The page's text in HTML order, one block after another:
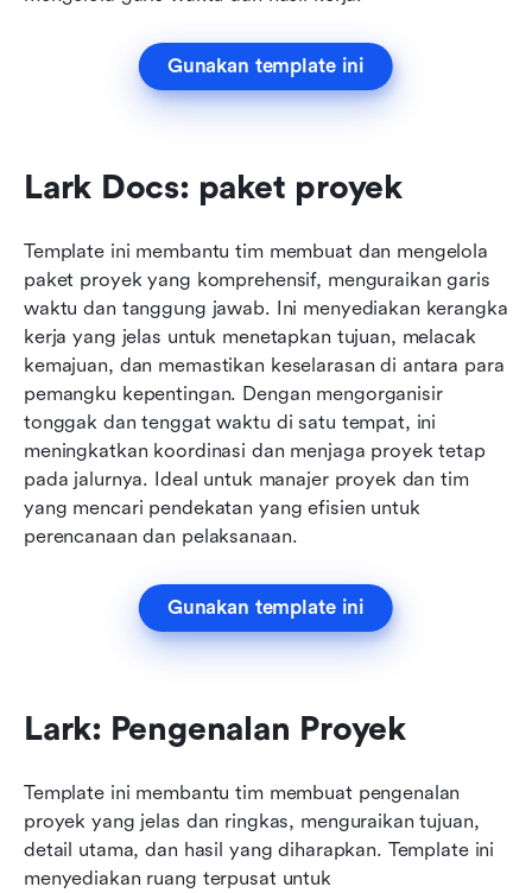
Gunakan template ini
Lark Docs: paket proyek
Template ini membantu tim membuat dan mengelola
paket proyek yang komprehensif, menguraikan garis
waktu dan tanggung jawab. Ini menyediakan kerangka
kerja yang jelas untuk menetapkan tujuan, melacak
kemajuan, dan memastikan keselarasan di antara para
pemangku kepentingan. Dengan mengorganisir
tonggak dan tenggat waktu di satu tempat, ini
meningkatkan koordinasi dan menjaga proyek tetap
pada jalurnya. Ideal untuk manajer proyek dan tim
yang mencari pendekatan yang efisien untuk
perencanaan dan pelaksanaan.
Gunakan template ini
Lark: Pengenalan Proyek
Template ini membantu tim membuat pengenalan
proyek yang jelas dan ringkas, menguraikan tujuan,
detail utama, dan hasil yang diharapkan. Template ini
menyediakan ruang terpusat untuk